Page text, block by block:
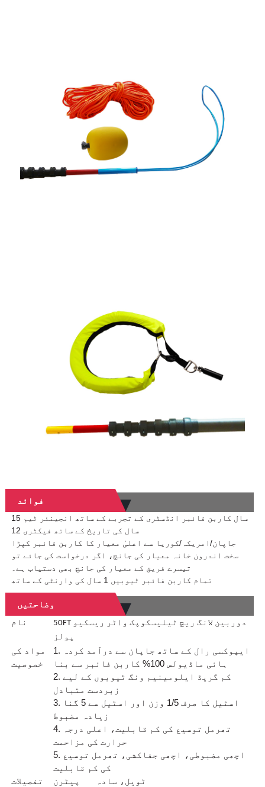
فوائد
15 سال کاربن فائبر انڈسٹری کے تجربے کے ساتھ انجینئر ٹیم
12 سال کی تاریخ کے ساتھ فیکٹری
جاپان/امریکہ/کوریا سے اعلیٰ معیار کا کاربن فائبر کپڑا
سخت اندرون خانہ معیار کی جانچ، اگر درخواست کی جائے تو
تیسرے فریق کے معیار کی جانچ بھی دستیاب ہے۔
تمام کاربن فائبر ٹیوبیں 1 سال کی وارنٹی کے ساتھ
وضاحتیں
نام
50FT دوربین لانگ ریچ ٹیلیسکوپک واٹر ریسکیو
پولز
مواد کی
خصوصیت
1. ایپوکسی رال کے ساتھ جاپان سے درآمد کردہ
ہائی ماڈیولس 100% کاربن فائبر سے بنا
2. کم گریڈ ایلومینیم ونگ ٹیوبوں کے لیے
زبردست متبادل
3. اسٹیل کا صرف 1/5 وزن اور اسٹیل سے 5 گنا
زیادہ مضبوط
4. تھرمل توسیع کی کم قابلیت، اعلی درجہ
حرارت کی مزاحمت
5. اچھی مضبوطی، اچھی جفاکشی، تھرمل توسیع
کی کم قابلیت
تفصیلات
پیٹرن
ٹویل، سادہ